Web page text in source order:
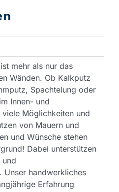
mehr als nur das
Wänden. Ob Kalkputz
Spachtelung oder
Innen- und
Möglichkeiten und
von Mauern und
und Wünsche stehen
Dabei unterstützen
Unser handwerkliches
Erfahrung